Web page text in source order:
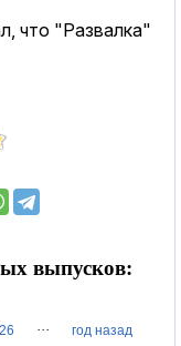
что "Развалка"
выпусков:
··· год назад